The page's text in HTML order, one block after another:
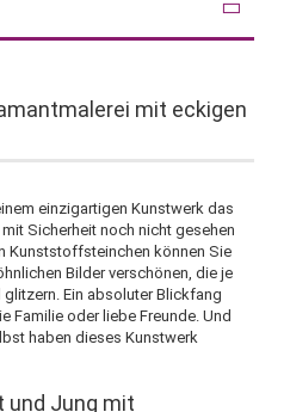
mit eckigen
einzigartigen Kunstwerk das
Sicherheit noch nicht gesehen
Kunststoffsteinchen können Sie
Bilder verschönen, die je
Ein absoluter Blickfang
Familie oder liebe Freunde. Und
haben dieses Kunstwerk
und Jung mit